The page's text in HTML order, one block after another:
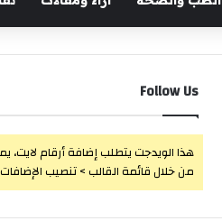
Follow Us
هذا الويدجت يتطلب إضافة أرقام لايت،
من خلال قائمة القالب > تنصيب